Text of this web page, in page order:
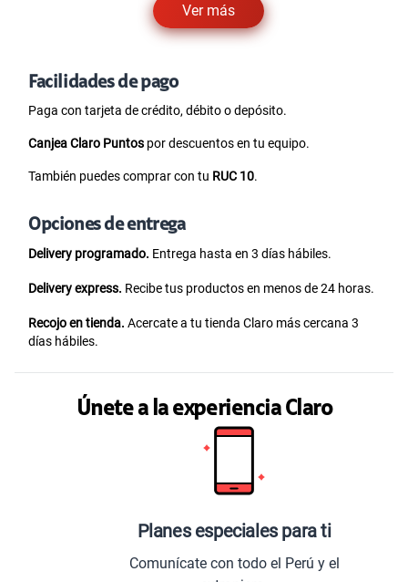
Ver más
Facilidades de pago
Paga con tarjeta de crédito, débito o depósito.
Canjea Claro Puntos por descuentos en tu equipo.
También puedes comprar con tu RUC 10.
Opciones de entrega
Delivery programado. Entrega hasta en 3 días hábiles.
Delivery express. Recibe tus productos en menos de 24 horas.
Recojo en tienda. Acercate a tu tienda Claro más cercana 3
días hábiles.
Únete a la experiencia Claro
Planes especiales para ti
Comunícate con todo el Perú y el